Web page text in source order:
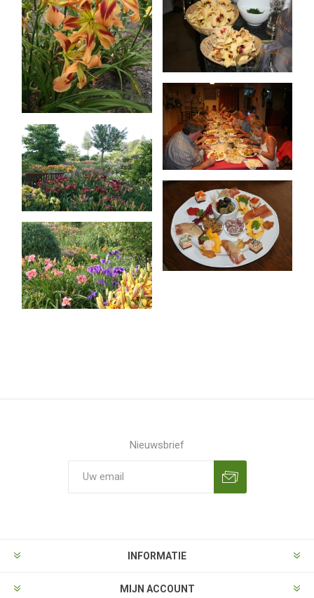
Nieuwsbrief
INFORMATIE
MIJN ACCOUNT